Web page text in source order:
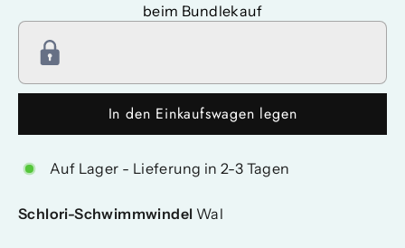
beim Bundlekauf
In den Einkaufswagen legen
Auf Lager - Lieferung in 2-3 Tagen
Schlori-Schwimmwindel Wal